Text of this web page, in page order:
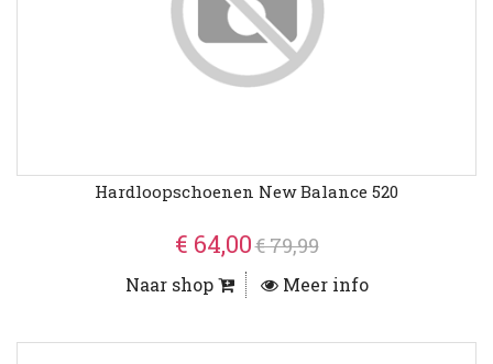
Hardloopschoenen New Balance 520
€ 64,00€ 79,99
Naar shop Meer info